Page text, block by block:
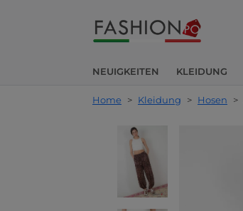
NEUIGKEITEN KLEIDUNG
Home > Kleidung > Hosen >